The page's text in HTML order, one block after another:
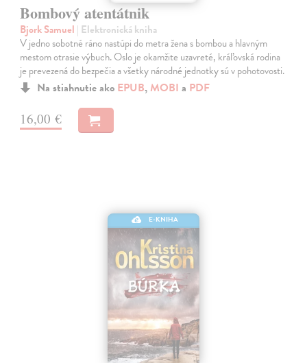
Bombový atentátnik
Bjork Samuel | Elektronická kniha
V jedno sobotné ráno nastúpi do metra žena s bombou a hlavným
mestom otrasie výbuch. Oslo je okamžite uzavreté, kráľovská rodina
je prevezená do bezpečia a všetky národné jednotky sú v pohotovosti.
Na stiahnutie ako EPUB, MOBI a PDF
16,00 €
E-KNIHA